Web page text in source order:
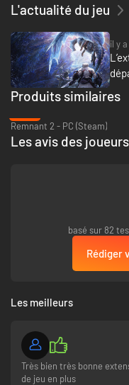
Mais il y a des changements
recherche d'écofacts de
comme le Tigrex ou le
L'actualité du jeu
il y
Produits similaires
Remnant 2 - PC (Steam)
Les avis des joueurs
basé sur 82
Rédiger
Les meilleurs
Très bien très bonne
de jeu en plus